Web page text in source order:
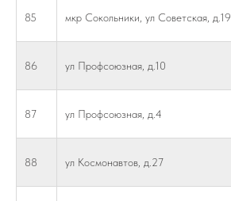
85 мкр Сокольники, ул Советская, д.19
86 ул Профсоюзная, д.10
87 ул Профсоюзная, д.4
88 ул Космонавтов, д.27